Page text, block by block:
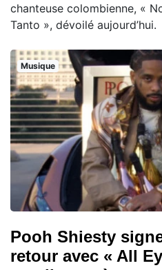
chanteuse colombienne, «
Tanto », dévoilé aujourd’hui.
Musique
Pooh Shiesty
retour avec « All